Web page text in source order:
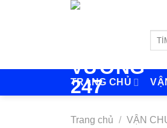
TRANG CHỦ
Trang chủ / VẬN